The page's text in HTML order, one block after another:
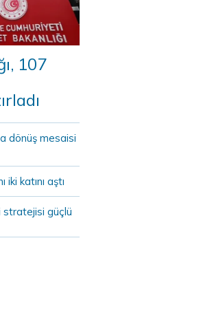
107
dönüş mesaisi
katını aştı
stratejisi güçlü